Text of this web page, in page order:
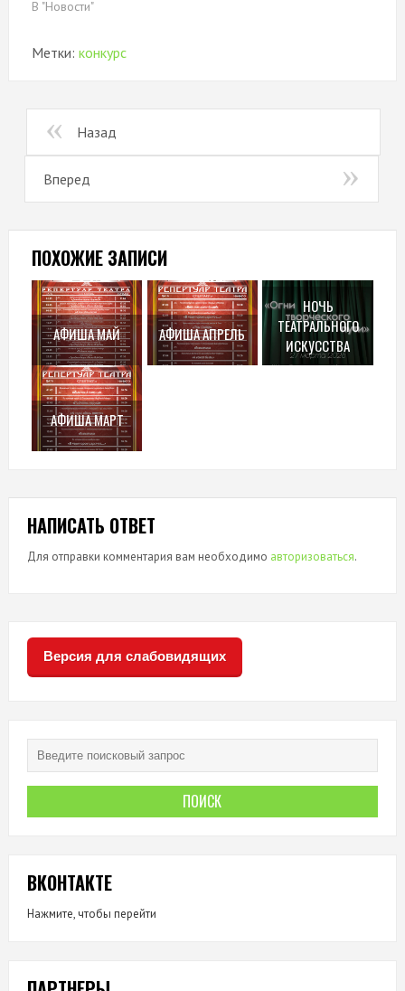
В "Новости"
Метки: конкурс
Назад
Вперед
ПОХОЖИЕ ЗАПИСИ
АФИША МАЙ АФИША АПРЕЛЬ
НОЧЬ
ТЕАТРАЛЬНОГО
ИСКУССТВА
АФИША МАРТ
НАПИСАТЬ ОТВЕТ
Для отправки комментария вам необходимо авторизоваться.
Версия для слабовидящих
ВКОНТАКТЕ
Нажмите, чтобы перейти